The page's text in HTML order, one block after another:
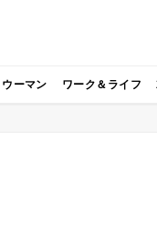
ウーマン ワーク＆ライフ